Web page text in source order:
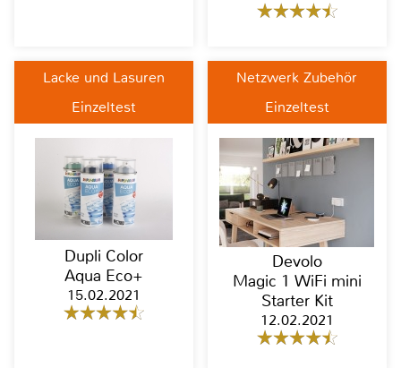
Lacke und Lasuren
Einzeltest
Dupli Color
Aqua Eco+
15.02.2021
Netzwerk Zubehör
Einzeltest
Devolo
Magic 1 WiFi mini
Starter Kit
12.02.2021